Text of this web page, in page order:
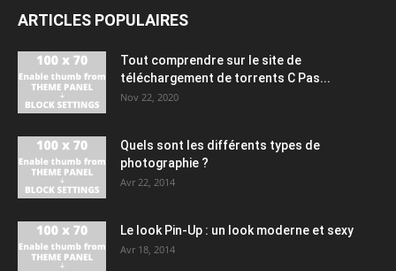
ARTICLES POPULAIRES
Tout comprendre sur le site de
téléchargement de torrents C Pas...
Nov 22, 2020
Quels sont les différents types de
photographie ?
Avr 22, 2014
Le look Pin-Up : un look moderne et sexy
Avr 18, 2014